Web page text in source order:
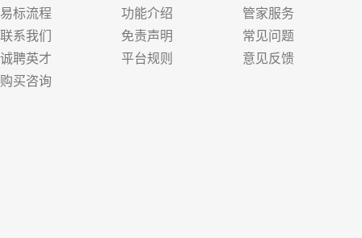
易标流程
联系我们
诚聘英才
购买咨询
功能介绍
免责声明
平台规则
管家服务
常见问题
意见反馈